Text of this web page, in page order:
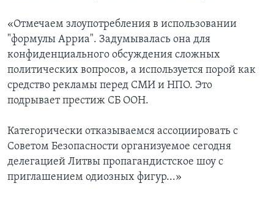
«Отмечаем злоупотребления в использовании
"формулы Арриа". Задумывалась она для
конфиденциального обсуждения сложных
политических вопросов, а используется порой как
средство рекламы перед СМИ и НПО. Это
подрывает престиж СБ ООН.
Категорически отказываемся ассоциировать с
Советом Безопасности организуемое сегодня
делегацией Литвы пропагандистское шоу с
приглашением одиозных фигур...»